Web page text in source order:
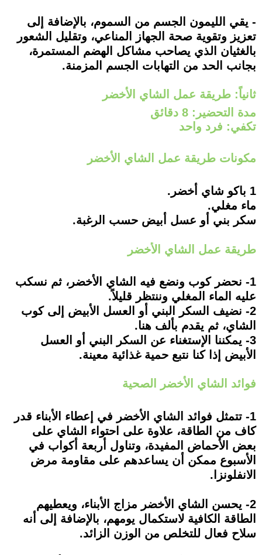
- يقي الليمون الجسم من السموم، بالإضافة إلى
تعزيز وتقوية صحة الجهاز المناعي، وتقليل الشعور
بالغثيان الذي يصاحب مشاكل الهضم المستمرة،
بجانب الحد من التهابات الجسم المزمنة.
ثانياً: طريقة عمل الشاي الأخضر
مدة التحضير: 8 دقائق
تكفي: فرد واحد
مكونات طريقة عمل الشاي الأخضر
1 باكو شاي أخضر.
ماء مغلي.
سكر بني أو عسل أبيض حسب الرغبة.
طريقة عمل الشاي الأخضر
1- نحضر كوب ونضع فيه الشاي الأخضر، ثم نسكب
عليه الماء المغلي وننتظر قليلاً.
2- نضيف السكر البني أو العسل الأبيض إلى كوب
الشاي، ثم يقدم بألف هنا.
3- يمكننا الإستغناء عن السكر البني أو العسل
الأبيض إذا كنا نتبع حمية غذائية معينة.
فوائد الشاي الأخضر الصحية
1- تتمثل فوائد الشاي الأخضر في إعطاء الأبناء قدر
كاف من الطاقة، علاوة على احتواء الشاي على
بعض الأحماض المفيدة، وتناول أربعة أكواب في
الأسبوع ممكن أن يساعدهم على مقاومة مرض
الانفلونزا.
2- يحسن الشاي الأخضر مزاج الأبناء، ويعطيهم
الطاقة الكافية لاستكمال يومهم، بالإضافة إلى أنه
سلاح فعال للتخلص من الوزن الزائد.